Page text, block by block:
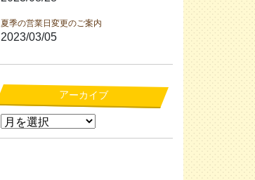
夏季の営業日変更のご案内
2023/03/05
アーカイブ